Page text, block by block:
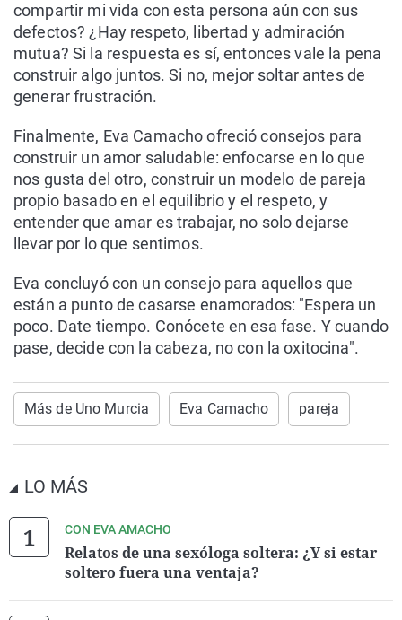
compartir mi vida con esta persona aún con sus
defectos? ¿Hay respeto, libertad y admiración
mutua? Si la respuesta es sí, entonces vale la pena
construir algo juntos. Si no, mejor soltar antes de
generar frustración.
Finalmente, Eva Camacho ofreció consejos para
construir un amor saludable: enfocarse en lo que
nos gusta del otro, construir un modelo de pareja
propio basado en el equilibrio y el respeto, y
entender que amar es trabajar, no solo dejarse
llevar por lo que sentimos.
Eva concluyó con un consejo para aquellos que
están a punto de casarse enamorados: "Espera un
poco. Date tiempo. Conócete en esa fase. Y cuando
pase, decide con la cabeza, no con la oxitocina".
Más de Uno Murcia Eva Camacho pareja
LO MÁS
CON EVA AMACHO
Relatos de una sexóloga soltera: ¿Y si estar
soltero fuera una ventaja?